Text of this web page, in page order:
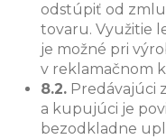
odstúpiť od
tovaru. Využitie
je možné pri
v reklamačnom
8.2. Predávajúci
a kupujúci je
bezodkladne